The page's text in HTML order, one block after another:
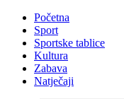
Početna
Sport
Sportske tablice
Kultura
Zabava
Natječaji